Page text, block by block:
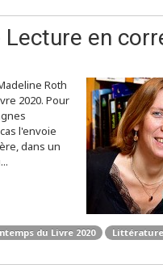
Lecture en
Roth
2020. Pour
l'envoie
dans un
du Livre 2020